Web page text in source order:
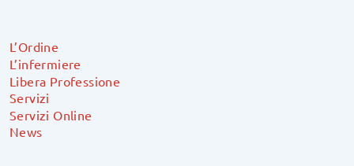
L’Ordine
L’infermiere
Libera Professione
Servizi
Servizi Online
News